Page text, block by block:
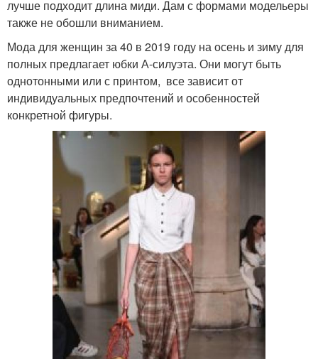
лучше подходит длина миди. Дам с формами модельеры
также не обошли вниманием.
Мода для женщин за 40 в 2019 году на осень и зиму для
полных предлагает юбки А-силуэта. Они могут быть
однотонными или с принтом, все зависит от
индивидуальных предпочтений и особенностей
конкретной фигуры.